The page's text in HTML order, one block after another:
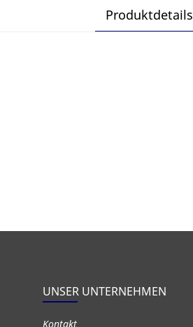
Produktdetails
UNSER UNTERNEHMEN
Kontakt